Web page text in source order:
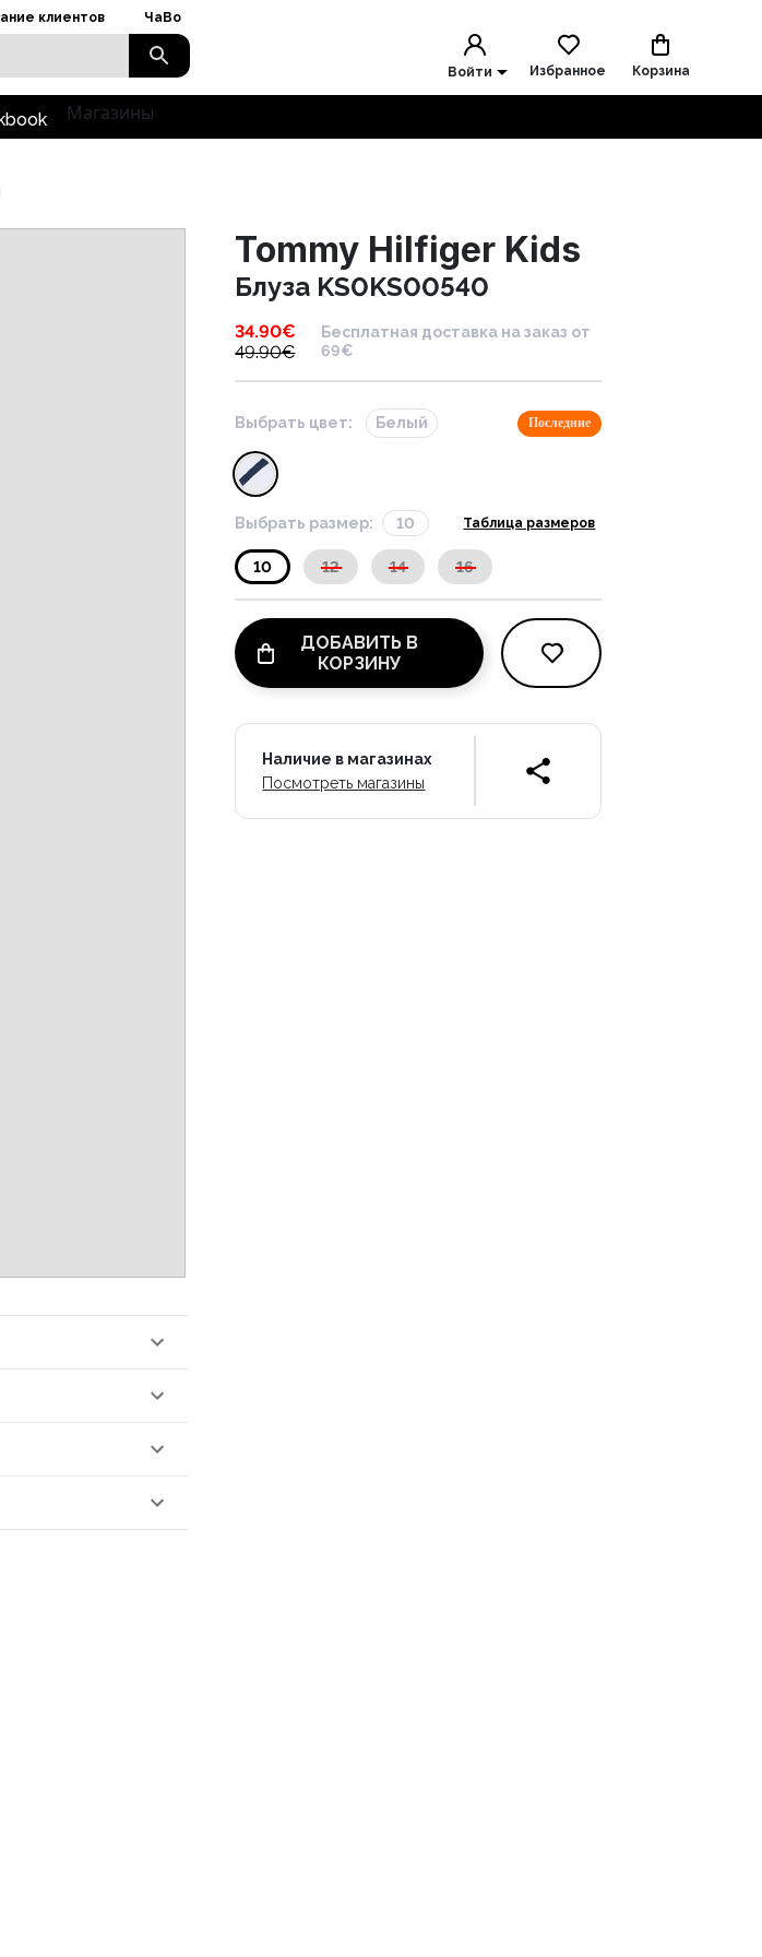
клиентов ЧаВо
Войти Избранное Корзина
Магазины
Tommy Hilfiger Kids
Блуза KS0KS00540
34.90€
49.90€
Бесплатная доставка на заказ от
69€
Выбрать цвет: Белый Последние
Выбрать размер: 10 Таблица размеров
10 12 14 16
ДОБАВИТЬ В
КОРЗИНУ
Наличие в магазинах
Посмотреть магазины